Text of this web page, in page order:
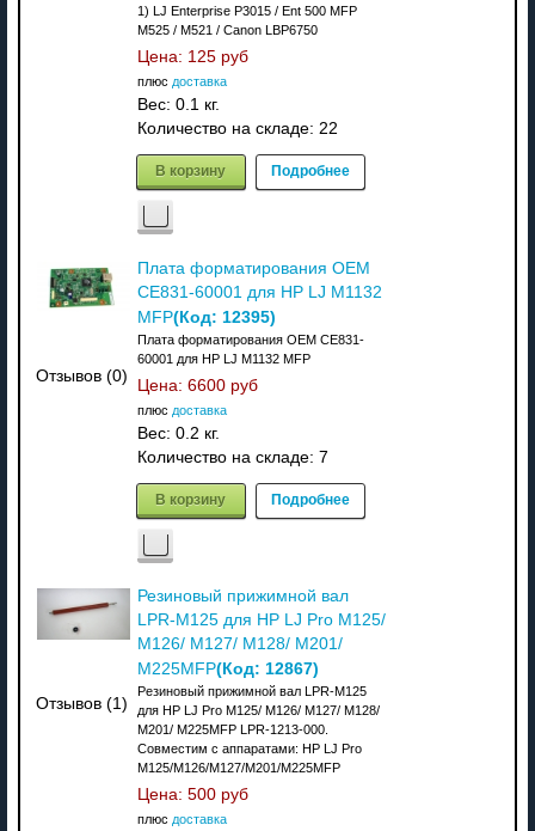
1) LJ Enterprise P3015 / Ent 500 MFP
M525 / M521 / Canon LBP6750
Цена: 125 руб
плюс доставка
Вес: 0.1 кг.
Количество на складе: 22
В корзину Подробнее
Отзывов (0)
Плата форматирования OEM
CE831-60001 для HP LJ M1132
MFP(Код: 12395)
Плата форматирования OEM CE831-
60001 для HP LJ M1132 MFP
Цена: 6600 руб
плюс доставка
Вес: 0.2 кг.
Количество на складе: 7
В корзину Подробнее
Отзывов (1)
Резиновый прижимной вал
LPR-M125 для HP LJ Pro M125/
M126/ M127/ M128/ M201/
M225MFP(Код: 12867)
Резиновый прижимной вал LPR-M125
для HP LJ Pro M125/ M126/ M127/ M128/
M201/ M225MFP LPR-1213-000.
Совместим с аппаратами: НР LJ Pro
M125/M126/M127/M201/M225MFP
Цена: 500 руб
плюс доставка